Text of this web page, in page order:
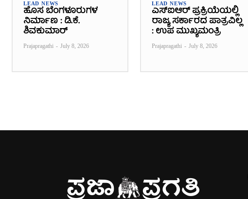
LEAD NEWS
ಹೊಸ ಬೆಂಗಳೂರುಗಳ
ನಿರ್ಮಾಣ : ಡಿ.ಕೆ.
ಶಿವಕುಮಾರ್
Prajapragathi - July 8, 2026
LEAD NEWS
ಎಸ್‌ಐಆರ್ ಪ್ರಕ್ರಿಯೆಯಲ್ಲಿ
ರಾಜ್ಯ ಸರ್ಕಾರದ ಪಾತ್ರವಿಲ್ಲ
: ಉಪ ಮುಖ್ಯಮಂತ್ರಿ
Prajapragathi - July 8, 2026